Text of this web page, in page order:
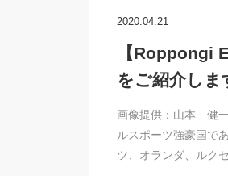
2020.04.21
【Roppongi
をご紹介しま
画像提供：山本 健
ルスポーツ強豪国で
ツ、オランダ、ルク